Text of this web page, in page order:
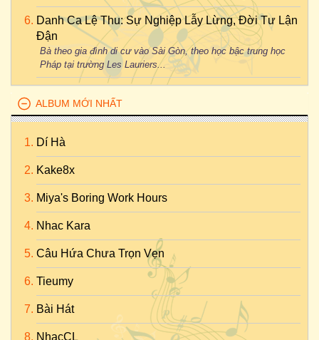
Danh Ca Lệ Thu: Sự Nghiệp Lẫy Lừng, Đời Tư Lận
Đận
Bà theo gia đình di cư vào Sài Gòn, theo học bậc trung học
Pháp tại trường Les Lauriers...
ALBUM MỚI NHẤT
Dí Hà
Kake8x
Miya's Boring Work Hours
Nhac Kara
Câu Hứa Chưa Trọn Vẹn
Tieumy
Bài Hát
NhạcCL